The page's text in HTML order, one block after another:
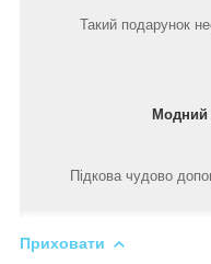
Такий подарунок
Модний
Підкова чудово
Приховати